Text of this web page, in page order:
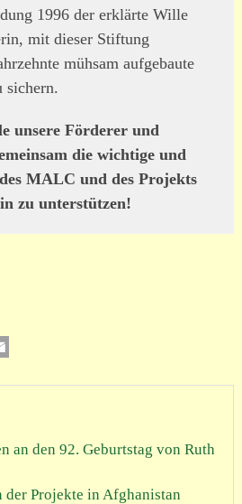
1996 der erklärte Wille
mit dieser Stiftung
mühsam auf­gebaute
sichern.
unsere Förderer und
die wichtige und
MALC und des Projekts
zu unterstützen!
an den 92. Geburtstag von Ruth
der Projekte in Afghanistan